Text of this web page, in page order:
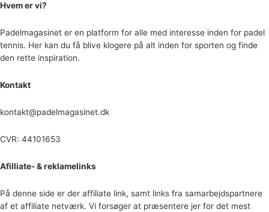
Hvem er vi?
Padelmagasinet er en platform for alle med interesse inden for padel
tennis. Her kan du få blive klogere på alt inden for sporten og finde
den rette inspiration.
Kontakt
kontakt@padelmagasinet.dk
CVR: 44101653
Afilliate- & reklamelinks
På denne side er der affiliate link, samt links fra samarbejdspartnere
af et affiliate netværk. Vi forsøger at præsentere jer for det mest